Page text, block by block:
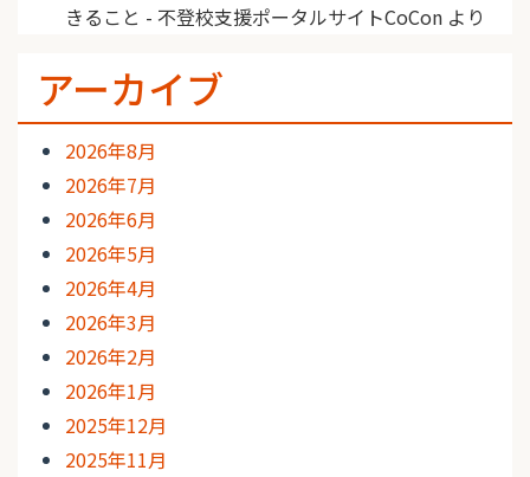
きること - 不登校支援ポータルサイトCoCon より
アーカイブ
2026年8月
2026年7月
2026年6月
2026年5月
2026年4月
2026年3月
2026年2月
2026年1月
2025年12月
2025年11月